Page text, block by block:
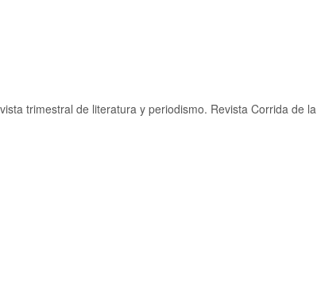
trimestral de literatura y periodismo. Revista Corrida de la